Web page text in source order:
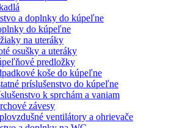
a doplnky do kúpeľne
do kúpeľne
na uteráky
osušky a uteráky
predložky
koše do kúpeľne
príslušenstvo do kúpeľne
k sprchám a vaniam
závesy
ventilátory a ohrievače